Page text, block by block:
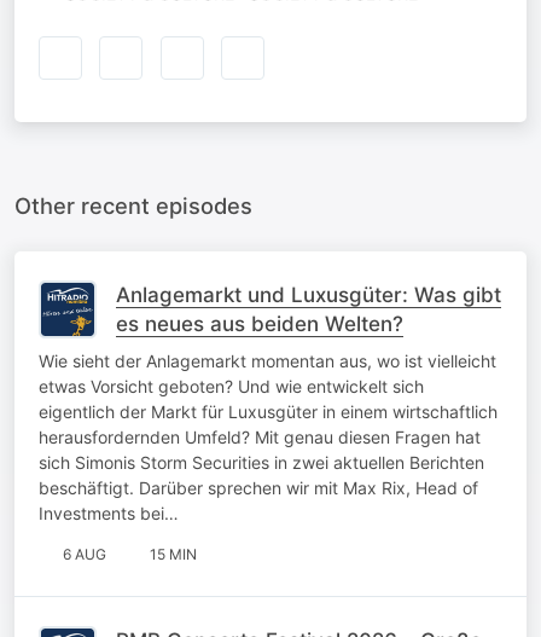
Other recent episodes
Anlagemarkt und Luxusgüter: Was gibt
es neues aus beiden Welten?
Wie sieht der Anlagemarkt momentan aus, wo ist vielleicht
etwas Vorsicht geboten? Und wie entwickelt sich
eigentlich der Markt für Luxusgüter in einem wirtschaftlich
herausfordernden Umfeld? Mit genau diesen Fragen hat
sich Simonis Storm Securities in zwei aktuellen Berichten
beschäftigt. Darüber sprechen wir mit Max Rix, Head of
Investments bei…
6 AUG 15 MIN